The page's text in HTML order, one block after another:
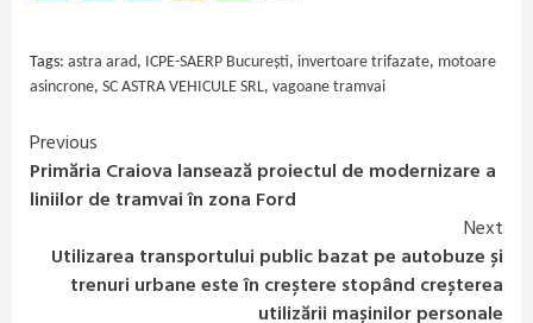
Tags: astra arad, ICPE-SAERP București, invertoare trifazate, motoare
asincrone, SC ASTRA VEHICULE SRL, vagoane tramvai
Continue
Reading
Previous
Primăria Craiova lansează proiectul de modernizare a
liniilor de tramvai în zona Ford
Next
Utilizarea transportului public bazat pe autobuze și
trenuri urbane este în creștere stopând creșterea
utilizării mașinilor personale